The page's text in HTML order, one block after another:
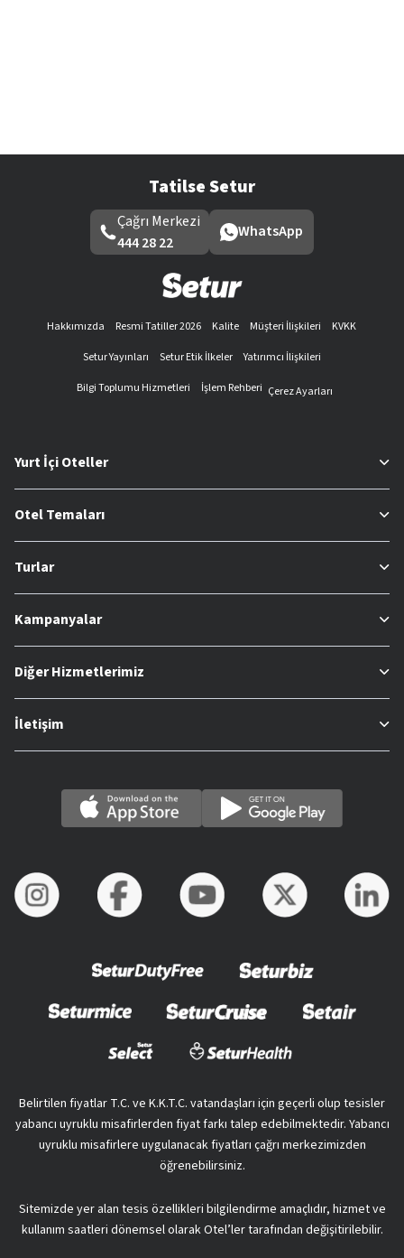
Tatilse Setur
Çağrı Merkezi
444 28 22
WhatsApp
Hakkımızda Resmi Tatiller 2026 Kalite Müşteri İlişkileri
KVKK
Setur Yayınları
Setur Etik İlkeler
Yatırımcı İlişkileri
Bilgi Toplumu Hizmetleri
İşlem Rehberi Çerez Ayarları
Yurt İçi Oteller
Otel Temaları
Turlar
Kampanyalar
Diğer Hizmetlerimiz
İletişim
Belirtilen fiyatlar T.C. ve K.K.T.C. vatandaşları için geçerli olup tesisler
yabancı uyruklu misafirlerden fiyat farkı talep edebilmektedir. Yabancı
uyruklu misafirlere uygulanacak fiyatları çağrı merkezimizden
öğrenebilirsiniz.
Sitemizde yer alan tesis özellikleri bilgilendirme amaçlıdır, hizmet ve
kullanım saatleri dönemsel olarak Otel’ler tarafından değişitirilebilir.